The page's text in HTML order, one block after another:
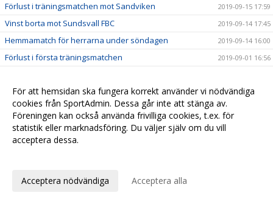
Förlust i träningsmatchen mot Sandviken 2019-09-15 17:59
Vinst borta mot Sundsvall FBC 2019-09-14 17:45
Hemmamatch för herrarna under söndagen 2019-09-14 16:00
Förlust i första träningsmatchen 2019-09-01 16:56
Tränare klara för herrlaget 2019-06-26 10:01
David Persson klar för nästa säsong 2019-05-29 11:13
Elias Slagbrand Nyqvist klar för H/B 2019-05-23 20:12
Simon Bergström vinkar adjö
Forward klar för Hudik/Björkberg
För att hemsidan ska fungera korrekt använder vi nödvändiga
cookies från SportAdmin. Dessa går inte att stänga av.
Föreningen kan också använda frivilliga cookies, t.ex. för
statistik eller marknadsföring. Du väljer själv om du vill
acceptera dessa.
Acceptera nödvändiga Acceptera alla